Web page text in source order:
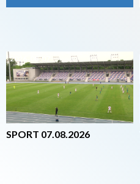
2026-08-07
SPORT 07.08.2026